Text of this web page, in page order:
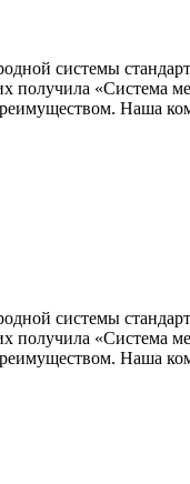
системы
получила «Система
Наша
системы
получила «Система
Наша